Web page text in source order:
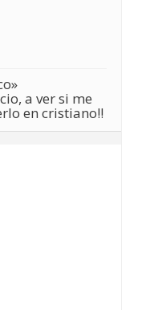
a ver si me
en cristiano!!